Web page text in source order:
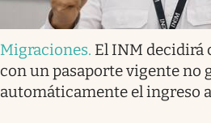
Migraciones. El INM decidirá
con un pasaporte vigente no
automáticamente el ingreso